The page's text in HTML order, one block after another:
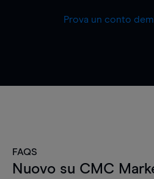
Prova un conto
FAQS
Nuovo su CMC